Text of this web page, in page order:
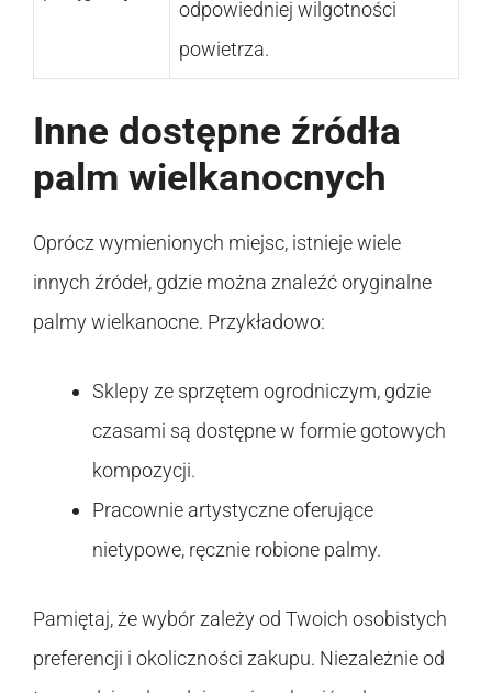
odpowiedniej wilgotności
powietrza.
Inne dostępne źródła
palm wielkanocnych
Oprócz wymienionych miejsc, istnieje wiele
innych źródeł, gdzie można znaleźć oryginalne
palmy wielkanocne. Przykładowo:
Sklepy ze sprzętem ogrodniczym, gdzie
czasami są dostępne w formie gotowych
kompozycji.
Pracownie artystyczne oferujące
nietypowe, ręcznie robione palmy.
Pamiętaj, że wybór zależy od Twoich osobistych
preferencji i okoliczności zakupu. Niezależnie od